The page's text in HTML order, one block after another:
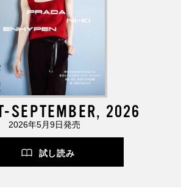
SEPTEMBER, 2026
2026年5月9日発売
試し読み